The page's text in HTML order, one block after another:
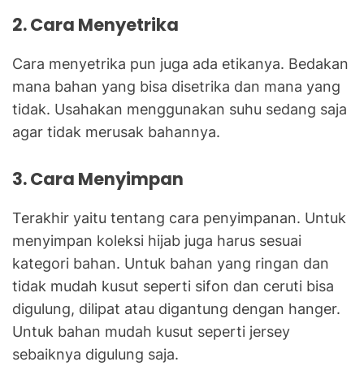
2. Cara Menyetrika
Cara menyetrika pun juga ada etikanya. Bedakan
mana bahan yang bisa disetrika dan mana yang
tidak. Usahakan menggunakan suhu sedang saja
agar tidak merusak bahannya.
3. Cara Menyimpan
Terakhir yaitu tentang cara penyimpanan. Untuk
menyimpan koleksi hijab juga harus sesuai
kategori bahan. Untuk bahan yang ringan dan
tidak mudah kusut seperti sifon dan ceruti bisa
digulung, dilipat atau digantung dengan hanger.
Untuk bahan mudah kusut seperti jersey
sebaiknya digulung saja.